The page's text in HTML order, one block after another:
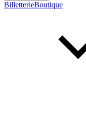
BilletterieBoutique